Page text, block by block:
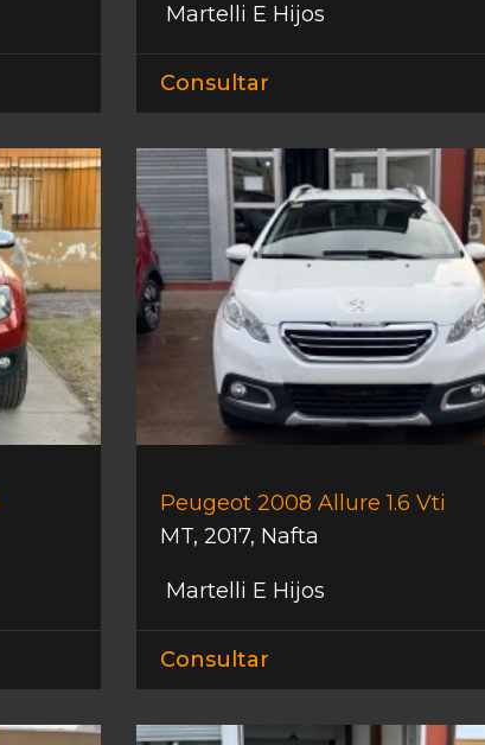
Martelli E Hijos
Consultar
Peugeot 2008 Allure 1.6 Vti
MT, 2017, Nafta
Martelli E Hijos
Consultar